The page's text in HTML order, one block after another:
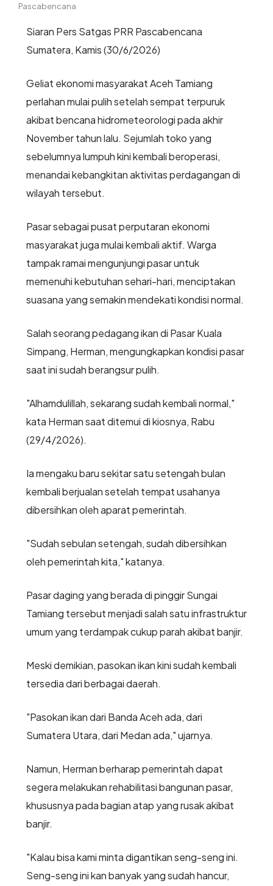
Pascabencana
Siaran Pers Satgas PRR Pascabencana
Sumatera, Kamis (30/6/2026)
Geliat ekonomi masyarakat Aceh Tamiang
perlahan mulai pulih setelah sempat terpuruk
akibat bencana hidrometeorologi pada akhir
November tahun lalu. Sejumlah toko yang
sebelumnya lumpuh kini kembali beroperasi,
menandai kebangkitan aktivitas perdagangan di
wilayah tersebut.
Pasar sebagai pusat perputaran ekonomi
masyarakat juga mulai kembali aktif. Warga
tampak ramai mengunjungi pasar untuk
memenuhi kebutuhan sehari-hari, menciptakan
suasana yang semakin mendekati kondisi normal.
Salah seorang pedagang ikan di Pasar Kuala
Simpang, Herman, mengungkapkan kondisi pasar
saat ini sudah berangsur pulih.
"Alhamdulillah, sekarang sudah kembali normal,"
kata Herman saat ditemui di kiosnya, Rabu
(29/4/2026).
Ia mengaku baru sekitar satu setengah bulan
kembali berjualan setelah tempat usahanya
dibersihkan oleh aparat pemerintah.
"Sudah sebulan setengah, sudah dibersihkan
oleh pemerintah kita," katanya.
Pasar daging yang berada di pinggir Sungai
Tamiang tersebut menjadi salah satu infrastruktur
umum yang terdampak cukup parah akibat banjir.
Meski demikian, pasokan ikan kini sudah kembali
tersedia dari berbagai daerah.
"Pasokan ikan dari Banda Aceh ada, dari
Sumatera Utara, dari Medan ada," ujarnya.
Namun, Herman berharap pemerintah dapat
segera melakukan rehabilitasi bangunan pasar,
khususnya pada bagian atap yang rusak akibat
banjir.
"Kalau bisa kami minta digantikan seng-seng ini.
Seng-seng ini kan banyak yang sudah hancur,